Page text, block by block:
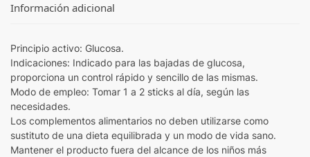
Información adicional
Principio activo: Glucosa.
Indicaciones: Indicado para las bajadas de glucosa,
proporciona un control rápido y sencillo de las mismas.
Modo de empleo: Tomar 1 a 2 sticks al día, según las
necesidades.
Los complementos alimentarios no deben utilizarse como
sustituto de una dieta equilibrada y un modo de vida sano.
Mantener el producto fuera del alcance de los niños más